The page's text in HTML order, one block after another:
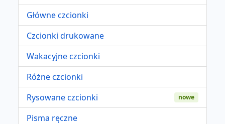
Główne czcionki
Czcionki drukowane
Wakacyjne czcionki
Różne czcionki
Rysowane czcionki
nowe
Pisma ręczne